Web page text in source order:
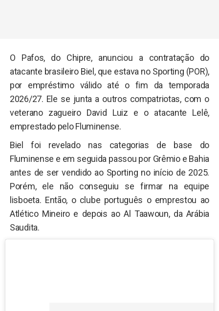
O Pafos, do Chipre, anunciou a contratação do
atacante brasileiro Biel, que estava no Sporting (POR),
por empréstimo válido até o fim da temporada
2026/27. Ele se junta a outros compatriotas, com o
veterano zagueiro David Luiz e o atacante Lelê,
emprestado pelo Fluminense.
Biel foi revelado nas categorias de base do
Fluminense e em seguida passou por Grêmio e Bahia
antes de ser vendido ao Sporting no início de 2025.
Porém, ele não conseguiu se firmar na equipe
lisboeta. Então, o clube português o emprestou ao
Atlético Mineiro e depois ao Al Taawoun, da Arábia
Saudita.